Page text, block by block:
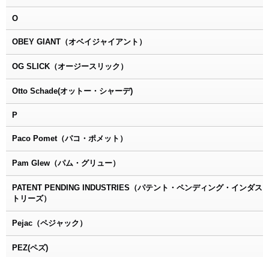
O
OBEY GIANT（オベイジャイアント）
OG SLICK（オージースリック）
Otto Schade(オットー・シャーデ)
P
Paco Pomet（パコ・ポメット）
Pam Glew（パム・グリュー）
PATENT PENDING INDUSTRIES（パテント・ペンディング・インダス
トリーズ）
Pejac（ペジャック）
PEZ(ペズ)